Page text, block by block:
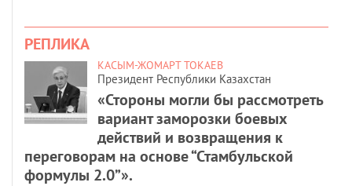
РЕПЛИКА
КАСЫМ-ЖОМАРТ ТОКАЕВ
Президент Республики Казахстан
«Стороны могли бы рассмотреть
вариант заморозки боевых
действий и возвращения к
переговорам на основе “Стамбульской
формулы 2.0”».